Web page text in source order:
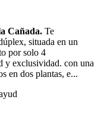
Cañada. Te
situada en un
por solo 4
y exclusividad. con una
en dos plantas, e...